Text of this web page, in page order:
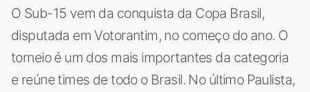
O Sub-15 vem da conquista da Copa Brasil,
disputada em Votorantim, no começo do ano. O
torneio é um dos mais importantes da categoria
e reúne times de todo o Brasil. No último Paulista,